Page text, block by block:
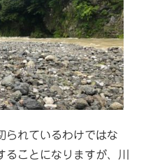
れているわけではな
ことになりますが、川